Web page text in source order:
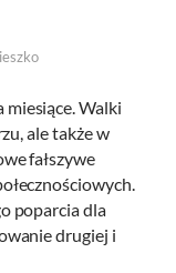
Walki
ale także w
fałszywe
poparcia dla
drugiej i